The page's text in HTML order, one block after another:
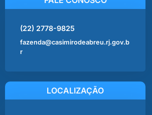
(22) 2778-9825
fazenda@casimirodeabreu.rj.gov.b
r
LOCALIZAÇÃO